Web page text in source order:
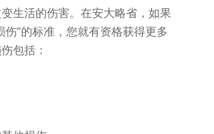
生活的伤害。在安大略省，如果
伤”的标准，您就有资格获得更多
包括：